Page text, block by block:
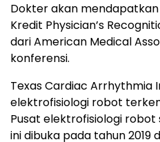
Dokter akan
Kredit Physician’s
dari American Medical
konferensi.
Texas Cardiac Arrhythmia
elektrofisiologi robot
Pusat elektrofisiologi robot
ini dibuka pada tahun 2019